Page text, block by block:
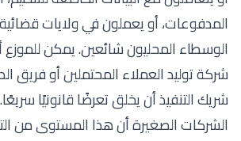
المدفوعات، أو يعملون في ولايات
الوسطاء المحليون شائعين. يمكن للموزع
شركة توليد العملاء المحتملين أو فريق
شريك التنفيذ أن يخلق تعرضًا قانونيًا
الشركات الصغيرة أن هذا المستوى